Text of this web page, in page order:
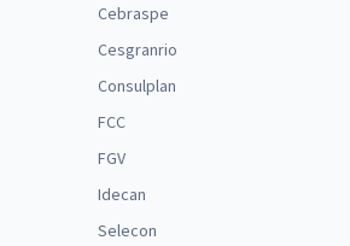
Cebraspe
Cesgranrio
Consulplan
FCC
FGV
Idecan
Selecon